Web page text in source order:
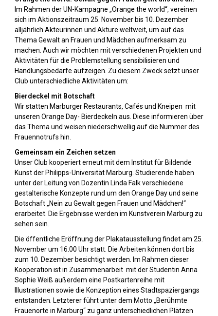
Im Rahmen der UN-Kampagne „Orange the world“, vereinen
sich im Aktionszeitraum 25. November bis 10. Dezember
alljährlich Akteurinnen und Akture weltweit, um auf das
Thema Gewalt an Frauen und Mädchen aufmerksam zu
machen. Auch wir möchten mit verschiedenen Projekten und
Aktivitäten für die Problemstellung sensibilisieren und
Handlungsbedarfe aufzeigen. Zu diesem Zweck setzt unser
Club unterschiedliche Aktivitäten um:
Bierdeckel mit Botschaft
Wir statten Marburger Restaurants, Cafés und Kneipen mit
unseren Orange Day- Bierdeckeln aus. Diese informieren über
das Thema und weisen niederschwellig auf die Nummer des
Frauennotrufs hin.
Gemeinsam ein Zeichen setzen
Unser Club kooperiert erneut mit dem Institut für Bildende
Kunst der Philipps-Universität Marburg. Studierende haben
unter der Leitung von Dozentin Linda Falk verschiedene
gestalterische Konzepte rund um den Orange Day und seine
Botschaft „Nein zu Gewalt gegen Frauen und Mädchen!“
erarbeitet. Die Ergebnisse werden im Kunstverein Marburg zu
sehen sein.
Die öffentliche Eröffnung der Plakatausstellung findet am 25.
November um 16:00 Uhr statt. Die Arbeiten können dort bis
zum 10. Dezember besichtigt werden. Im Rahmen dieser
Kooperation ist in Zusammenarbeit mit der Studentin Anna
Sophie Weiß außerdem eine Postkartenreihe mit
Illustrationen sowie die Konzeption eines Stadtspaziergangs
entstanden. Letzterer führt unter dem Motto „Berühmte
Frauenorte in Marburg“ zu ganz unterschiedlichen Plätzen